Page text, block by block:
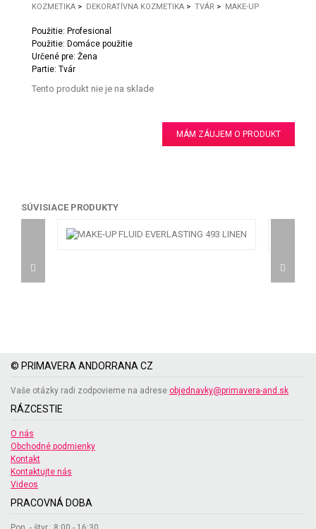
KOZMETIKA > DEKORATÍVNA KOZMETIKA > TVÁR > MAKE-UP
Použitie: Profesional
Použitie: Domáce použitie
Určené pre: Žena
Partie: Tvár
Tento produkt nie je na sklade
MÁM ZÁUJEM O PRODUKT
SÚVISIACE PRODUKTY
© PRIMAVERA ANDORRANA CZ
Vaše otázky radi zodpovieme na adrese objednavky@primavera-and.sk
RÁZCESTIE
O nás
Obchodné podmienky
Kontakt
Kontaktujte nás
Videos
PRACOVNÁ DOBA